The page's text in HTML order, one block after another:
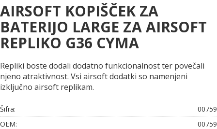
AIRSOFT KOPIŠČEK ZA
BATERIJO LARGE ZA AIRSOFT
REPLIKO G36 CYMA
Repliki boste dodali dodatno funkcionalnost ter povečali
njeno atraktivnost. Vsi airsoft dodatki so namenjeni
izključno airsoft replikam.
Šifra:
00759
OEM:
00759